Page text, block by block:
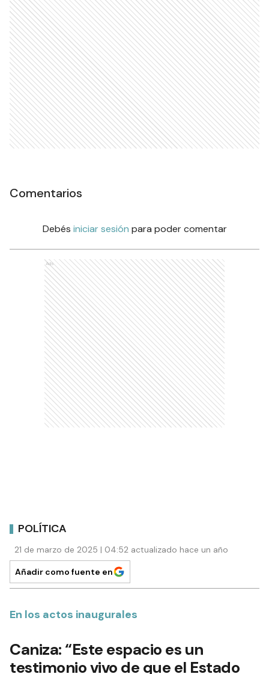
Comentarios
Debés iniciar sesión para poder comentar
Ads
POLÍTICA
21 de marzo de 2025 | 04:52 actualizado hace un año
Añadir como fuente en
En los actos inaugurales
Caniza: “Este espacio es un
testimonio vivo de que el Estado